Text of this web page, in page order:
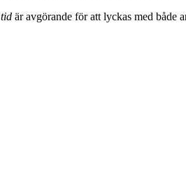
är avgörande för att lyckas med både